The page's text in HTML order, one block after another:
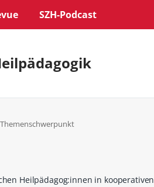
SZH-Podcast
Themenschwerpunkt
Heilpädagog:innen in kooperativen